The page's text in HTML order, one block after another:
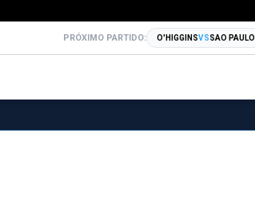
PRÓXIMO PARTIDO: O'HIGGINSVSSAO PAULO